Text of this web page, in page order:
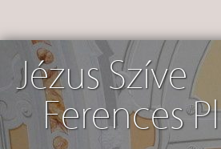
Jézus Szíve
Ferences